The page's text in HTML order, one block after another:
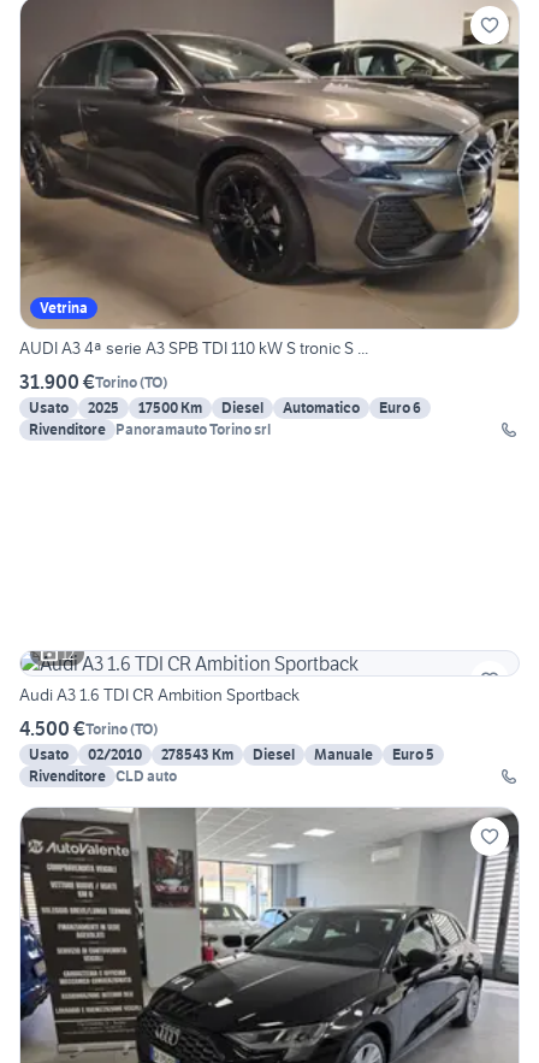
Vetrina
AUDI A3 4ª serie A3 SPB TDI 110 kW S tronic S ...
31.900 €Torino(TO)
Usato
2025 17500 Km Diesel Automatico
Euro 6
Rivenditore Panoramauto Torino srl
12
Audi A3 1.6 TDI CR Ambition Sportback
4.500 €Torino(TO)
Usato
02/2010 278543 Km Diesel Manuale
Euro 5
Rivenditore CLD auto